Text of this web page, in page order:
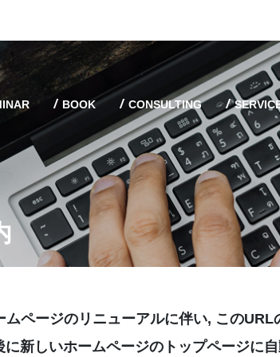
BOOK CONSULTING
ムページのリニューアルに伴い, このURL
に新しいホームページのトップページに